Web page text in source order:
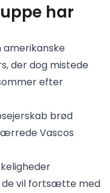
har
amerikanske
der dog mistede
efter
brød
Vascos
de vil fortsætte med